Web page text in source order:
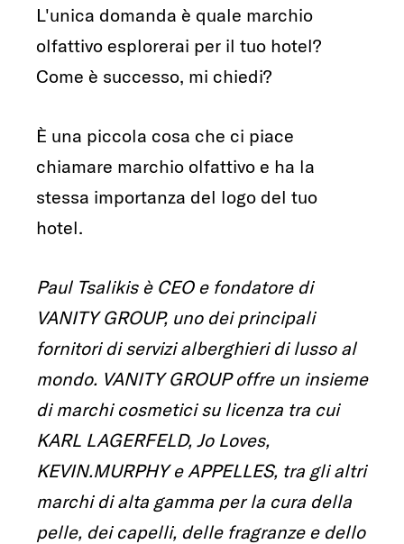
L'unica domanda è quale marchio
olfattivo esplorerai per il tuo hotel?
Come è successo, mi chiedi?
È una piccola cosa che ci piace
chiamare marchio olfattivo e ha la
stessa importanza del logo del tuo
hotel.
Paul Tsalikis è CEO e fondatore di
VANITY GROUP, uno dei principali
fornitori di servizi alberghieri di lusso al
mondo. VANITY GROUP offre un insieme
di marchi cosmetici su licenza tra cui
KARL LAGERFELD, Jo Loves,
KEVIN.MURPHY e APPELLES, tra gli altri
marchi di alta gamma per la cura della
pelle, dei capelli, delle fragranze e dello